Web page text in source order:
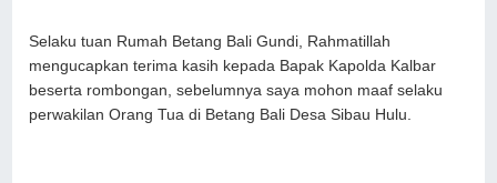
Selaku tuan Rumah Betang Bali Gundi, Rahmatillah
mengucapkan terima kasih kepada Bapak Kapolda Kalbar
beserta rombongan, sebelumnya saya mohon maaf selaku
perwakilan Orang Tua di Betang Bali Desa Sibau Hulu.